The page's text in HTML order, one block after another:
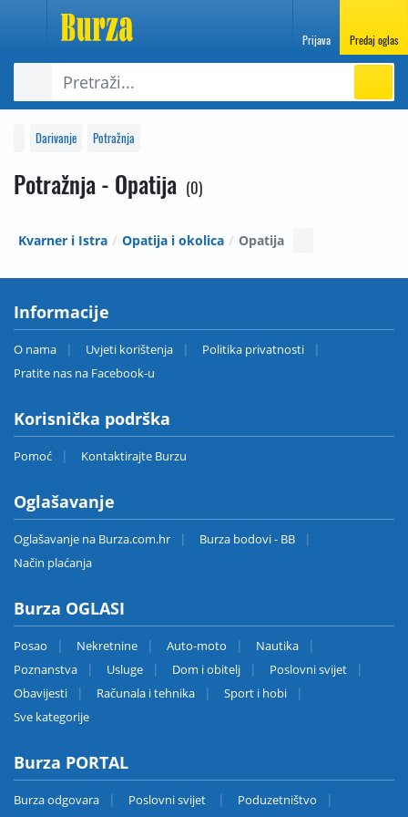
Prijava Predaj oglas
Darivanje Potražnja
Potražnja - Opatija 0
Kvarner i Istra Opatija i okolica Opatija
Informacije
O nama Uvjeti korištenja
Politika privatnosti
Pratite nas na Facebook-u
Korisnička podrška
Pomoć Kontaktirajte Burzu
Oglašavanje
Oglašavanje na Burza.com.hr
Burza bodovi - BB
Način plaćanja
Burza OGLASI
Posao Nekretnine Auto-moto
Nautika
Poznanstva
Usluge Dom i obitelj
Poslovni svijet
Obavijesti
Računala i tehnika
Sport i hobi
Sve kategorije
Burza PORTAL
Burza odgovara Poslovni svijet
Poduzetništvo